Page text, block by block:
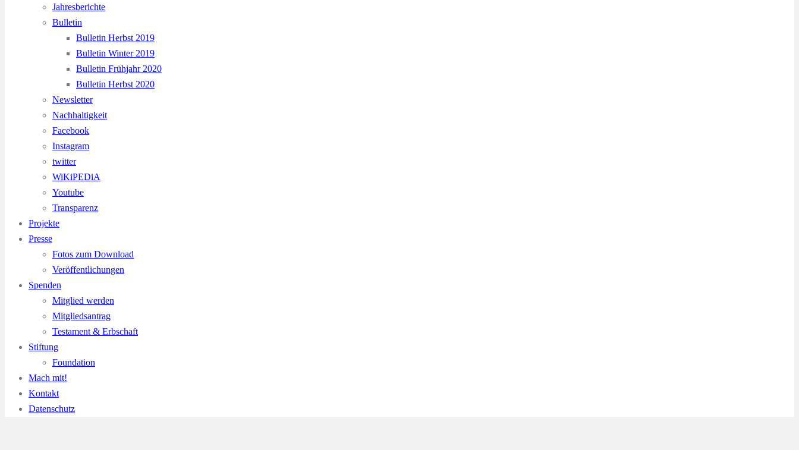
Jahresberichte
Bulletin
Bulletin Herbst 2019
Bulletin Winter 2019
Bulletin Frühjahr 2020
Bulletin Herbst 2020
Newsletter
Nachhaltigkeit
Facebook
Instagram
twitter
WiKiPEDiA
Youtube
Transparenz
Projekte
Presse
Fotos zum Download
Veröffentlichungen
Spenden
Mitglied werden
Mitgliedsantrag
Testament & Erbschaft
Stiftung
Foundation
Mach mit!
Kontakt
Datenschutz